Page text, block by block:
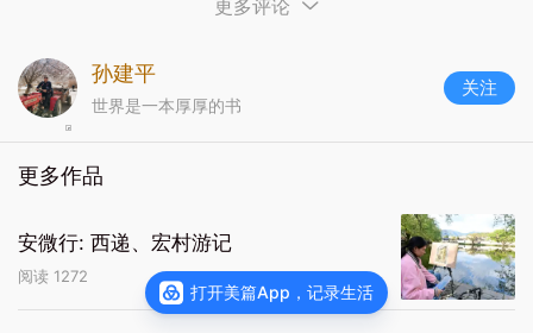
更多评论
孙建平
世界是一本厚厚的书
关注
更多作品
安微行: 西递、宏村游记
阅读 1272
打开美篇App，记录生活